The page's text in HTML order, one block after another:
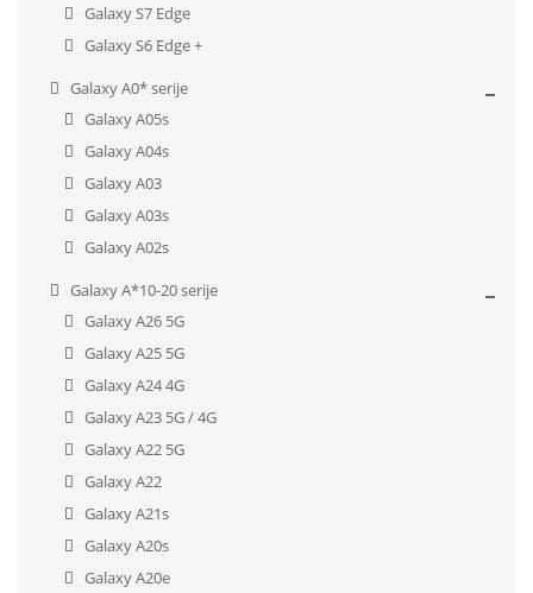
Galaxy S7 Edge
Galaxy S6 Edge +
Galaxy A0* serije
Galaxy A05s
Galaxy A04s
Galaxy A03
Galaxy A03s
Galaxy A02s
Galaxy A*10-20 serije
Galaxy A26 5G
Galaxy A25 5G
Galaxy A24 4G
Galaxy A23 5G / 4G
Galaxy A22 5G
Galaxy A22
Galaxy A21s
Galaxy A20s
Galaxy A20e